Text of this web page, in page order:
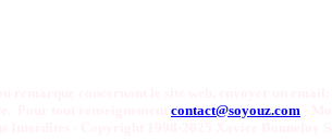
contact@soyouz.com